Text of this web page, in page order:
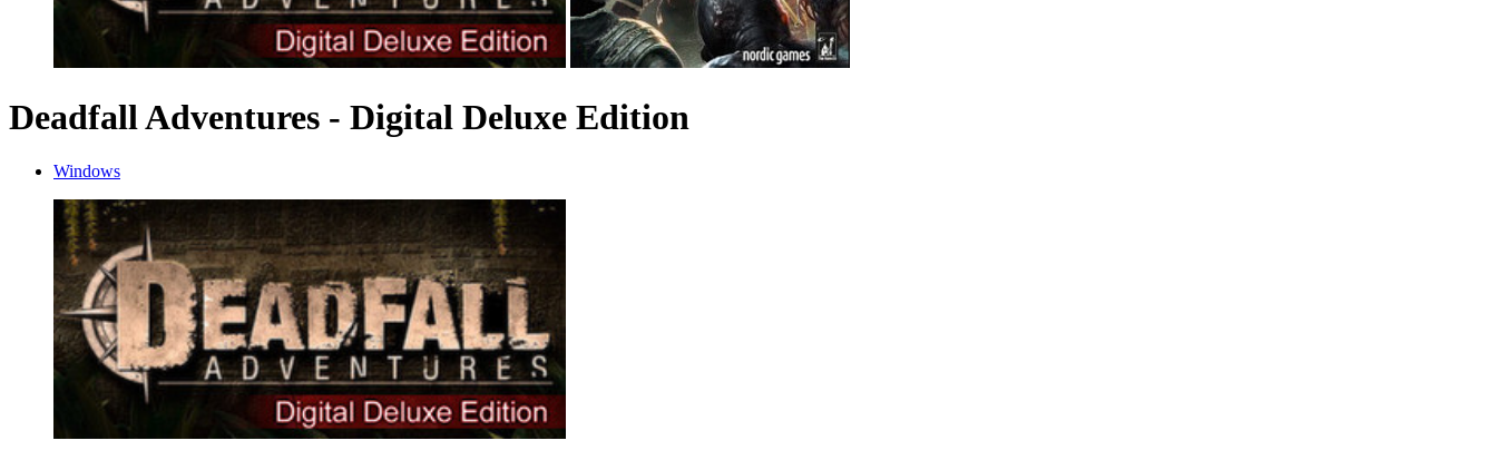
Deadfall Adventures - Digital Deluxe Edition
Windows